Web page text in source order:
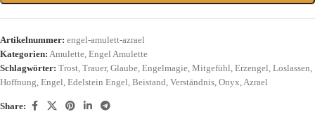
Artikelnummer: engel-amulett-azrael
Kategorien: Amulette, Engel Amulette
Schlagwörter: Trost, Trauer, Glaube, Engelmagie, Mitgefühl, Erzengel, Loslassen,
Hoffnung, Engel, Edelstein Engel, Beistand, Verständnis, Onyx,Azrael
Share: